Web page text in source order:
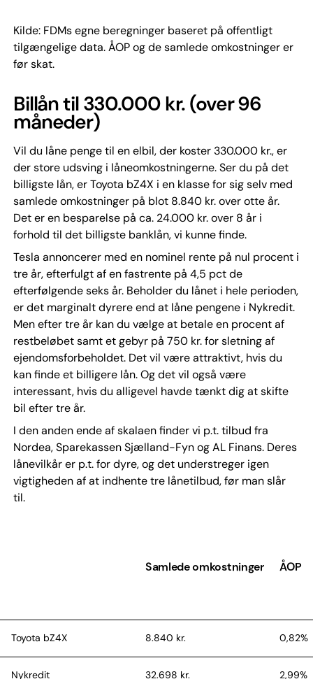
Kilde: FDMs egne beregninger baseret på offentligt
tilgængelige data. ÅOP og de samlede omkostninger er
før skat.
Billån til 330.000 kr. (over 96
måneder)
Vil du låne penge til en elbil, der koster 330.000 kr., er
der store udsving i låneomkostningerne. Ser du på det
billigste lån, er Toyota bZ4X i en klasse for sig selv med
samlede omkostninger på blot 8.840 kr. over otte år.
Det er en besparelse på ca. 24.000 kr. over 8 år i
forhold til det billigste banklån, vi kunne finde.
Tesla annoncerer med en nominel rente på nul procent i
tre år, efterfulgt af en fastrente på 4,5 pct de
efterfølgende seks år. Beholder du lånet i hele perioden,
er det marginalt dyrere end at låne pengene i Nykredit.
Men efter tre år kan du vælge at betale en procent af
restbeløbet samt et gebyr på 750 kr. for sletning af
ejendomsforbeholdet. Det vil være attraktivt, hvis du
kan finde et billigere lån. Og det vil også være
interessant, hvis du alligevel havde tænkt dig at skifte
bil efter tre år.
I den anden ende af skalaen finder vi p.t. tilbud fra
Nordea, Sparekassen Sjælland-Fyn og AL Finans. Deres
lånevilkår er p.t. for dyre, og det understreger igen
vigtigheden af at indhente tre lånetilbud, før man slår
til.
Samlede omkostninger ÅOP
Toyota bZ4X 8.840 kr. 0,82%
Nykredit 32.698 kr. 2,99%